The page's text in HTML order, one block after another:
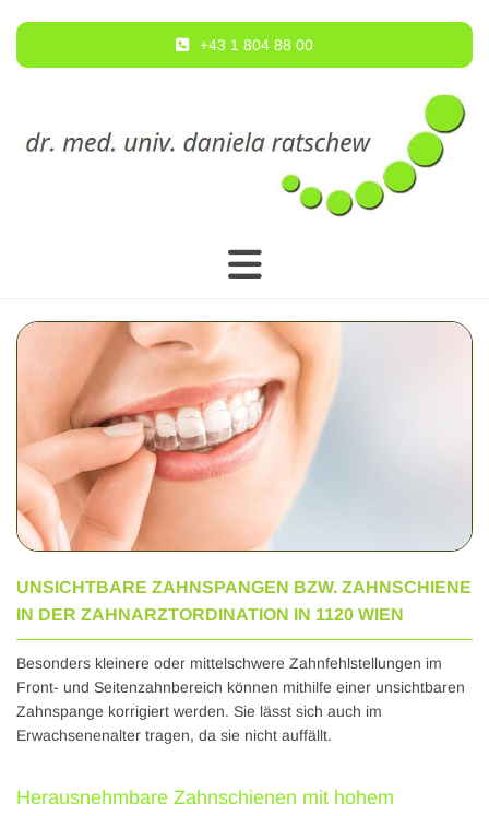
+43 1 804 88 00
UNSICHTBARE ZAHNSPANGEN BZW. ZAHNSCHIENE
IN DER ZAHNARZTORDINATION IN 1120 WIEN
Besonders kleinere oder mittelschwere Zahnfehlstellungen im
Front- und Seitenzahnbereich können mithilfe einer unsichtbaren
Zahnspange korrigiert werden. Sie lässt sich auch im
Erwachsenenalter tragen, da sie nicht auffällt.
Herausnehmbare Zahnschienen mit hohem